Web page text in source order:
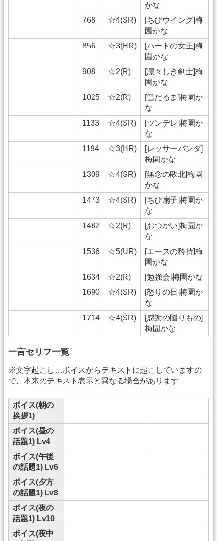
かな
768
☆4(SR)
[ちびウイング]梅
園かな
856
☆3(HR)
[ハートの女王]梅
園かな
908
☆2(R)
[凛々しき剣士]梅
園かな
1025
☆2(R)
[雪だるま]梅園か
な
1133
☆4(SR)
[ツンデレ]梅園か
な
1194
☆3(HR)
[レッサーパンダ]
梅園かな
1309
☆4(SR)
[無念の敗北]梅園
かな
1473
☆4(SR)
[ちび扇子]梅園か
な
1482
☆2(R)
[おつかい]梅園か
な
1536
☆5(UR)
[エースの矜持]梅
園かな
1634
☆2(R)
[勉強会]梅園かな
1690
☆4(SR)
[怒りの日]梅園か
な
1714
☆4(SR)
[感謝の贈りもの]
梅園かな
一言セリフ一覧
※文字起こし…ボイスからテキストに起こしていますの
で、本来のテキスト表示と異なる場合があります
ボイス(朝の
挨拶1)
ボイス(昼の
話題1) Lv4
ボイス(午後
の話題1) Lv6
ボイス(夕方
の話題1) Lv8
ボイス(夜の
話題1) Lv10
ボイス(夜中